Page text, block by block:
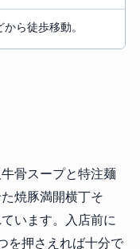
ら徒歩移動。
骨スープと特注麺
焼豚満開横丁そ
います。入店前に
を押さえれば十分で